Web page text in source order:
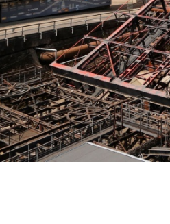
Völklinger Hütte mit
Völklinger Hütte | Karl